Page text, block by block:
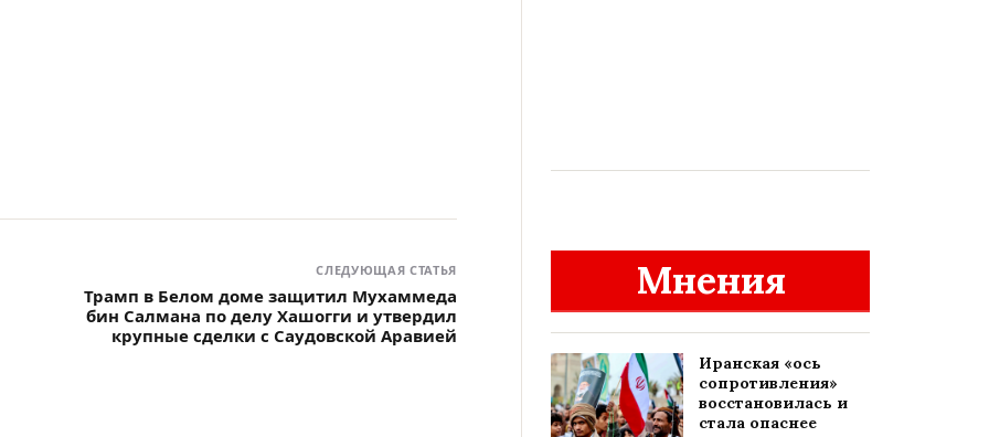
СЛЕДУЮЩАЯ СТАТЬЯ
Трамп в Белом доме защитил Мухаммеда
бин Салмана по делу Хашогги и утвердил
крупные сделки с Саудовской Аравией
Мнения
Иранская «ось
сопротивления»
восстановилась и
стала опаснее